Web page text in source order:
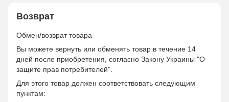
Возврат
Обмен/возврат товара
Вы можете вернуть или обменять товар в течение 14
дней после приобретения, согласно Закону Украины "О
защите прав потребителей".
Для этого товар должен соответствовать следующим
пунктам: